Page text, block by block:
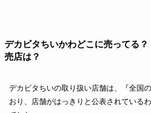
デカビタちいかわどこに売ってる
売店は？
デカビタちいの取り扱い店舗は、『全国
おり、店舗がはっきりと公表されている